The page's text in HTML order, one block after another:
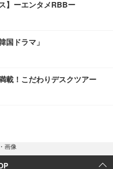
】ーエンタメRBBー
国ドラマ」
載！こだわりデスクツアー
画像